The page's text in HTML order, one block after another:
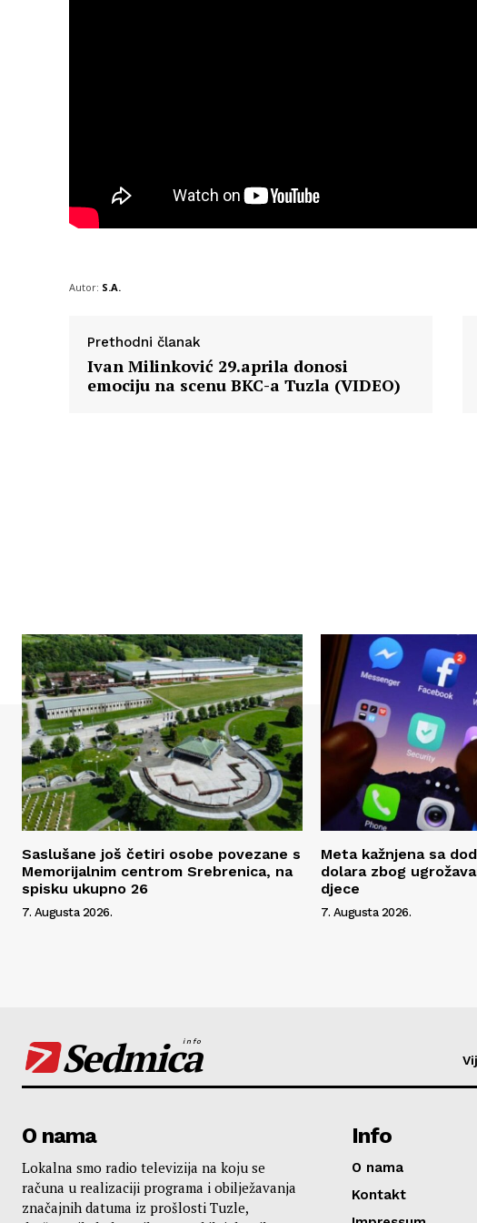
Autor: S.A.
Prethodni članak
Ivan Milinković 29.aprila donosi
emociju na scenu BKC-a Tuzla (VIDEO)
Saslušane još četiri osobe povezane s
Memorijalnim centrom Srebrenica, na
spisku ukupno 26
7. Augusta 2026.
Meta kažnjena sa
dolara zbog
djece
7. Augusta 2026.
Sedmica
info
O nama
Lokalna smo radio televizija na koju se
računa u realizaciji programa i obilježavanja
značajnih datuma iz prošlosti Tuzle,
Info
O nama
Kontakt